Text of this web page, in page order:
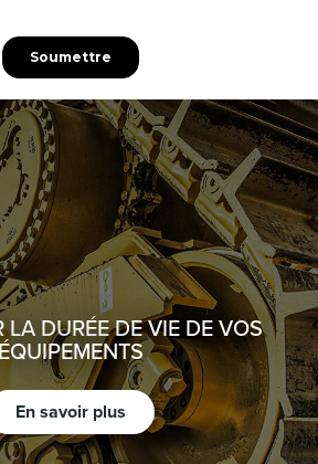
LA DURÉE DE VIE DE VOS
ÉQUIPEMENTS
En savoir plus